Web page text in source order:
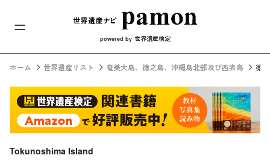
メインナビ
powered by 世界遺産検定
ホーム 世界遺産リスト 奄美大島、徳之島、沖縄島北部及び西表島 徳
Tokunoshima Island